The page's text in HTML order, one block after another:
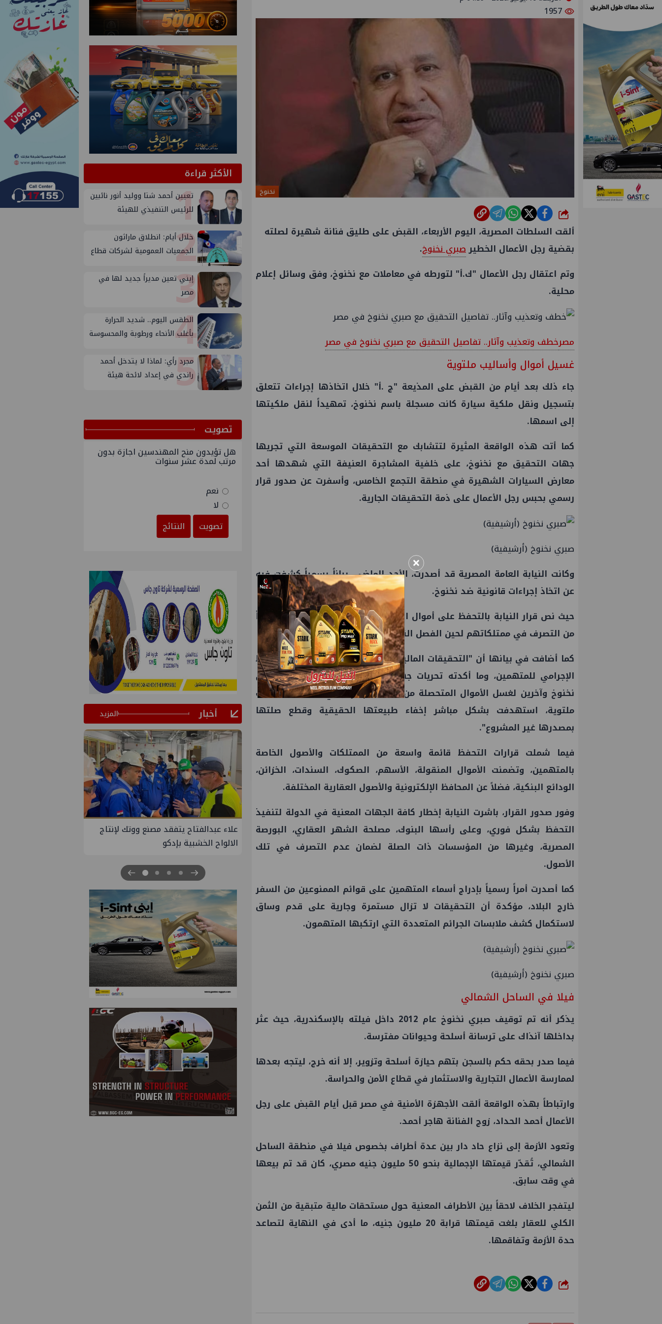
نخنوخ
شارك
ألقت السلطات المصرية، اليوم الأربعاء، القبض على طليق فنانة شهيرة لصلته
بقضية رجل الأعمال الخطيرصبري نخنوخ.
وتم اعتقال رجل الأعمال "ك.أ" لتورطه في معاملات مع نخنوخ، وفق وسائل إعلام
محلية.
مصرخطف وتعذيب وآثار.. تفاصيل التحقيق مع صبري نخنوخ في مصر
غسيل أموال وأساليب ملتوية
جاء ذلك بعد أيام من القبض على المذيعة "ج .أ" خلال اتخاذها إجراءات تتعلق
بتسجيل ونقل ملكية سيارة كانت مسجلة باسم نخنوخ، تمهيداً لنقل ملكيتها
إلى اسمها.
كما أتت هذه الواقعة المثيرة لتتشابك مع التحقيقات الموسعة التي تجريها
جهات التحقيق مع نخنوخ، على خلفية المشاجرة العنيفة التي شهدها أحد
معارض السيارات الشهيرة في منطقة التجمع الخامس، وأسفرت عن صدور قرار
رسمي بحبس رجل الأعمال على ذمة التحقيقات الجارية.
صبري نخنوخ (أرشيفية)
وكانت النيابة العامة المصرية قد أصدرت، الأحد الماضي، بياناً رسمياً كشفت فيه
عن اتخاذ إجراءات قانونية ضد نخنوخ.
حيث نص قرار النيابة بالتحفظ على أموال المتهمين في القضية، ومنعهم مؤقتاً
من التصرف في ممتلكاتهم لحين الفصل النهائي في القضية.
كما أضافت في بيانها أن "التحقيقات المالية الموازية بشأن تتبع عائدات النشاط
الإجرامي للمتهمين، وما أكدته تحريات جهات البحث حول لجوء المتهم صبري
نخنوخ وآخرين لغسل الأموال المتحصلة من نشاطهم الإجرامي عبر عدة أساليب
ملتوية، استهدفت بشكل مباشر إخفاء طبيعتها الحقيقية وقطع صلتها
بمصدرها غير المشروع".
فيما شملت قرارات التحفظ قائمة واسعة من الممتلكات والأصول الخاصة
بالمتهمين، وتضمنت الأموال المنقولة، الأسهم، الصكوك، السندات، الخزائن،
الودائع البنكية، فضلاً عن المحافظ الإلكترونية والأصول العقارية المختلفة.
وفور صدور القرار، باشرت النيابة إخطار كافة الجهات المعنية في الدولة لتنفيذ
التحفظ بشكل فوري، وعلى رأسها البنوك، مصلحة الشهر العقاري، البورصة
المصرية، وغيرها من المؤسسات ذات الصلة لضمان عدم التصرف في تلك
الأصول.
كما أصدرت أمراً رسمياً بإدراج أسماء المتهمين على قوائم الممنوعين من السفر
خارج البلاد، مؤكدة أن التحقيقات لا تزال مستمرة وجارية على قدم وساق
لاستكمال كشف ملابسات الجرائم المتعددة التي ارتكبها المتهمون.
صبري نخنوخ (أرشيفية)
فيلا في الساحل الشمالي
يذكر أنه تم توقيف صبري نخنوخ عام 2012 داخل فيلته بالإسكندرية، حيث عثر
بداخلها آنذاك على ترسانة أسلحة وحيوانات مفترسة.
فيما صدر بحقه حكم بالسجن بتهم حيازة أسلحة وتزوير، إلا أنه خرج، ليتجه بعدها
لممارسة الأعمال التجارية والاستثمار في قطاع الأمن والحراسة.
وارتباطاً بهذه الواقعة ألقت الأجهزة الأمنية في مصر قبل أيام القبض على رجل
الأعمال أحمد الحداد، زوج الفنانة هاجر أحمد.
وتعود الأزمة إلى نزاع حاد دار بين عدة أطراف بخصوص فيلا في منطقة الساحل
الشمالي، تُقدّر قيمتها الإجمالية بنحو 50 مليون جنيه مصري، كان قد تم بيعها
في وقت سابق.
ليتفجر الخلاف لاحقاً بين الأطراف المعنية حول مستحقات مالية متبقية من الثمن
الكلي للعقار بلغت قيمتها قرابة 20 مليون جنيه، ما أدى في النهاية لتصاعد
حدة الأزمة وتفاقمها.
شارك
الأكثر قراءة
1
تعيين أحمد شتا ووليد أنور نائبين
للرئيس التنفيذي للهيئة
2
خلال أيام: انطلاق ماراثون
الجمعيات العمومية لشركات قطاع
3
إيني تعين مديراً جديد لها في
مصر
4
الطقس اليوم.. شديد الحرارة
بأغلب الأنحاء ورطوبة والمحسوسة
5
مجرد رأي: لماذا لا يتدخل أحمد
راندي في إعداد لائحة هيئة
ﺗﺼﻮﻳﺖ
هل تؤيدون منح المهندسين اجازة بدون
مرتب لمدة عشر سنوات
نعم
لا
تصويت
النتائج
أخبار المزيد
PMS تنهي أعمال إنزال الخطوط البحرية
الثلاث بمشروع المرحلة الرابعة لتنمية حقل
غاز كاموس البحري التابع لشركة شمال
سيناء للبترول
علاء عبدالفتاح يتفقد مصنع ووتك لإنتاج
الالواح الخشبية بإدكو
جنوب الوادي تنظم لقاء توعوي حول إدارة
الأزمات
×